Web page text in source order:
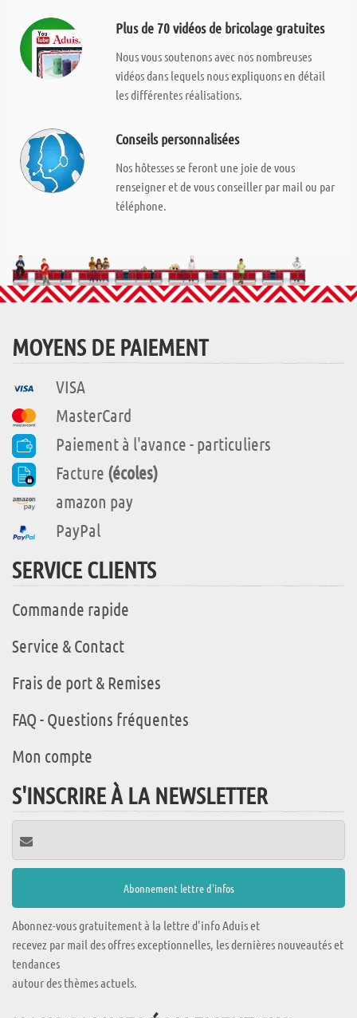
Plus de 70 vidéos de bricolage gratuites
Nous vous soutenons avec nos nombreuses
vidéos dans lequels nous expliquons en détail
les différentes réalisations.
Conseils personnalisées
Nos hôtesses se feront une joie de vous
renseigner et de vous conseiller par mail ou par
téléphone.
MOYENS DE PAIEMENT
VISA
MasterCard
Paiement à l'avance - particuliers
Facture (écoles)
amazon pay
PayPal
SERVICE CLIENTS
Commande rapide
Service & Contact
Frais de port & Remises
FAQ - Questions fréquentes
Mon compte
S'INSCRIRE À LA NEWSLETTER
Abonnez-vous gratuitement à la lettre d'info Aduis et
recevez par mail des offres exceptionnelles, les dernières nouveautés et
tendances
autour des thèmes actuels.